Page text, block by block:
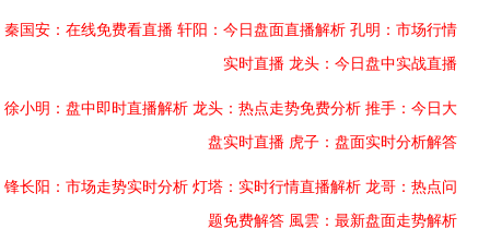
秦国安：在线免费看直播 轩阳：今日盘面直播解析 孔明：市场行情
实时直播 龙头：今日盘中实战直播
徐小明：盘中即时直播解析 龙头：热点走势免费分析 推手：今日大
盘实时直播 虎子：盘面实时分析解答
锋长阳：市场走势实时分析 灯塔：实时行情直播解析 龙哥：热点问
题免费解答 風雲：最新盘面走势解析